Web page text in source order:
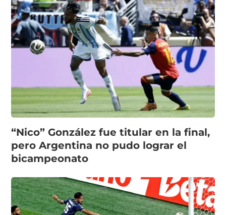
“Nico” González fue titular en la final,
pero Argentina no pudo lograr el
bicampeonato